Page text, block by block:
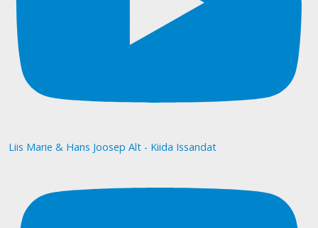
Liis Marie & Hans Joosep Alt - Kiida Issandat